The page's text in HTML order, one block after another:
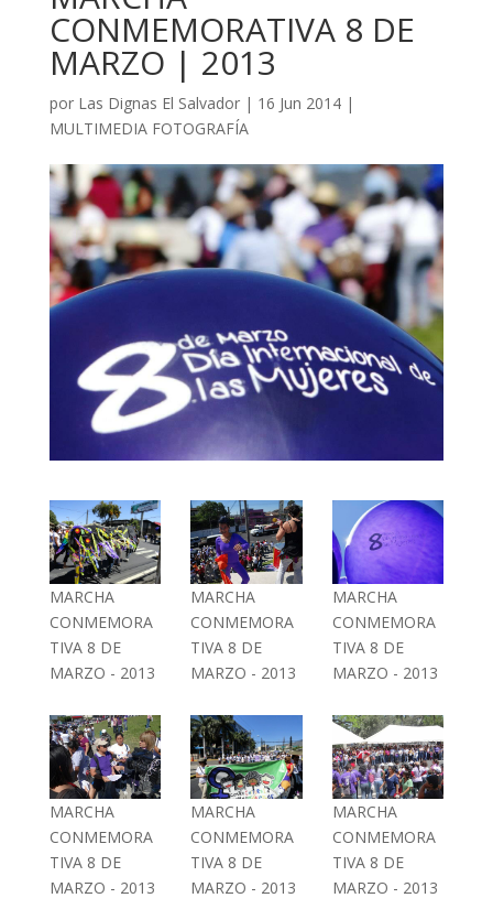
CONMEMORATIVA 8 DE
MARZO | 2013
por Las Dignas El Salvador| 16 Jun 2014|
MULTIMEDIA FOTOGRAFÍA
MARCHA
CONMEMORA
TIVA 8 DE
MARZO - 2013
MARCHA
CONMEMORA
TIVA 8 DE
MARZO - 2013
MARCHA
CONMEMORA
TIVA 8 DE
MARZO - 2013
MARCHA
CONMEMORA
TIVA 8 DE
MARZO - 2013
MARCHA
CONMEMORA
TIVA 8 DE
MARZO - 2013
MARCHA
CONMEMORA
TIVA 8 DE
MARZO - 2013